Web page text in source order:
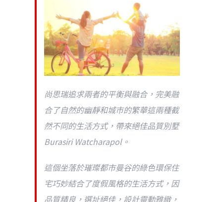
尚思瑞追求兩者的平衡與融合，完美融
合了自然的幽靜和城市的繁華這兩種截
然不同的生活方式，帶來絕佳品質別墅
Burasiri Watcharapol。
這個坐落於璀璨都市曼谷的綠色環保住
宅巧妙結合了度假風格的生活方式，因
品質精良，選址絕佳，設計靈動雅緻，